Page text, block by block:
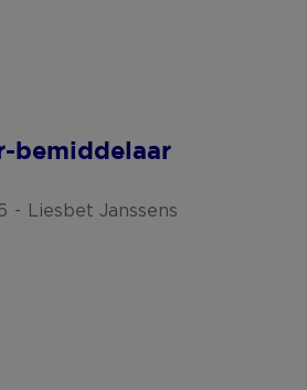
bemiddelaar
Liesbet Janssens